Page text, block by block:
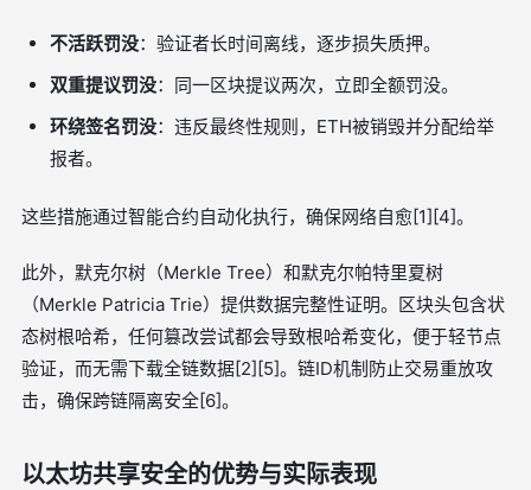
不活跃罚没：验证者长时间离线，逐步损失质押。
双重提议罚没：同一区块提议两次，立即全额罚没。
环绕签名罚没：违反最终性规则，ETH被销毁并分配给举
报者。
这些措施通过智能合约自动化执行，确保网络自愈[1][4]。
此外，默克尔树（Merkle Tree）和默克尔帕特里夏树
（Merkle Patricia Trie）提供数据完整性证明。区块头包含状
态树根哈希，任何篡改尝试都会导致根哈希变化，便于轻节点
验证，而无需下载全链数据[2][5]。链ID机制防止交易重放攻
击，确保跨链隔离安全[6]。
以太坊共享安全的优势与实际表现